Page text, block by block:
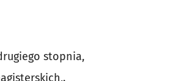
stopnia,